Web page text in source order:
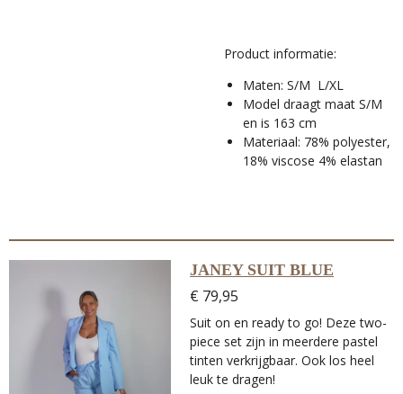
Product informatie:
Maten: S/M L/XL
Model draagt maat S/M
en is 163 cm
Materiaal: 78% polyester,
18% viscose 4% elastan
JANEY SUIT BLUE
€ 79,95
Suit on en ready to go! Deze two-
piece set zijn in meerdere pastel
tinten verkrijgbaar. Ook los heel
leuk te dragen!